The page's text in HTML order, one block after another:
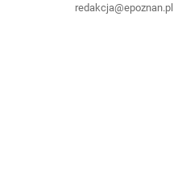
redakcja@epoznan.pl